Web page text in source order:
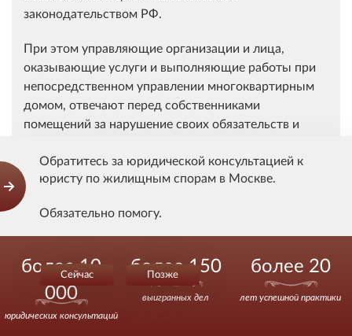
законодательством РФ.
При этом управляющие организации и лица,
оказывающие услуги и выполняющие работы при
непосредственном управлении многоквартирным
домом, отвечают перед собственниками
помещений за нарушение своих обязательств и
общего имущества в соответствии с
законодательством РФ и договором (п. 42 Правил).
Таким образом, надлежащее содержание общего
имущества в многоквартирном доме
зависимости от способа управления, выбранного на
общем собрании, в том числе путем заключения
договора управления многоквартирным домом с
Обратитесь за юридической консультацией к
юристу по жилищным спорам в Москве.
Обязательно помогу.
Сейчас Позже
более 10
000
юридических консультаций
более 150
выигранных дел
более 20
лет успешной практики